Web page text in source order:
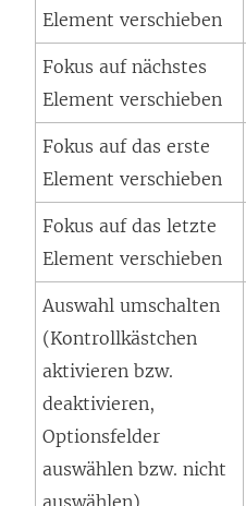
Element verschieben
Fokus auf nächstes
Element verschieben
Fokus auf das erste
Element verschieben
Fokus auf das letzte
Element verschieben
Auswahl umschalten
(Kontrollkästchen
aktivieren bzw.
deaktivieren,
Optionsfelder
auswählen bzw. nicht